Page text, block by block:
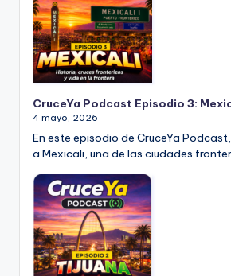
CruceYa Podcast Episodio 3:
4 mayo, 2026
En este episodio de CruceYa
a Mexicali, una de las ciudades